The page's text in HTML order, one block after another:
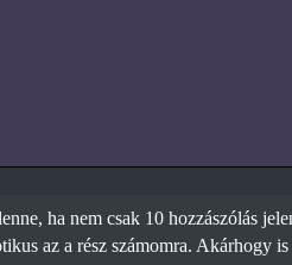
ha nem csak 10 hozzászólás
az a rész számomra. Akárhogy